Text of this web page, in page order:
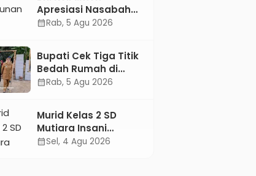
Apresiasi Nasabah
Pensiunan Melalui
Hingga Sosialisasi
Otentikasi Taspen
calendar_monthRab, 5 Agu 2026
Bupati Cek Tiga Titik
Bedah Rumah di
Kebumen, Pastikan
calendar_monthRab, 5 Agu 2026
Murid Kelas 2 SD
Mutiara Insani
Muhammadiyah
calendar_monthSel, 4 Agu 2026